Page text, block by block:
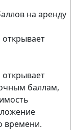
на аренду
баллам,
времени.